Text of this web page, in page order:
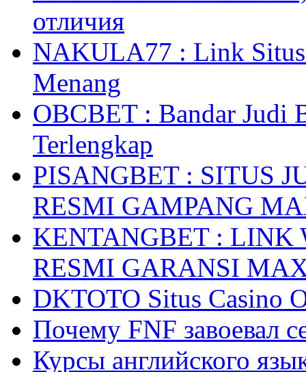
отличия
NAKULA77 : Link Situs
Menang
OBCBET : Bandar Judi
Terlengkap
PISANGBET : SITUS
RESMI GAMPANG
KENTANGBET : LINK
RESMI GARANSI
DKTOTO Situs Casino
Почему FNF завоевал
Курсы английского